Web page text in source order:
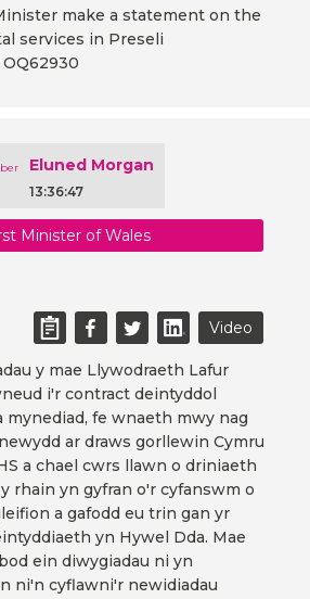
make a statement on the
services in Preseli
Eluned Morgan
13:36:47
Minister of Wales
Video
y mae Llywodraeth Lafur
i'r contract deintyddol
mynediad, fe wnaeth mwy nag
ar draws gorllewin Cymru
a chael cwrs llawn o driniaeth
rhain yn gyfran o'r cyfanswm o
a gafodd eu trin gan yr
yn Hywel Dda. Mae
ein diwygiadau ni yn
ni'n cyflawni'r newidiadau